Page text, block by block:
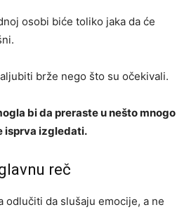
osobi biće toliko jaka da će
brže nego što su očekivali.
bi da preraste u nešto mnogo
isprva izgledati.
reč
odlučiti da slušaju emocije, a ne